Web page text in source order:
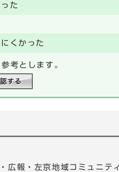
た
くかった
考とします。
広報・左京地域コミュ